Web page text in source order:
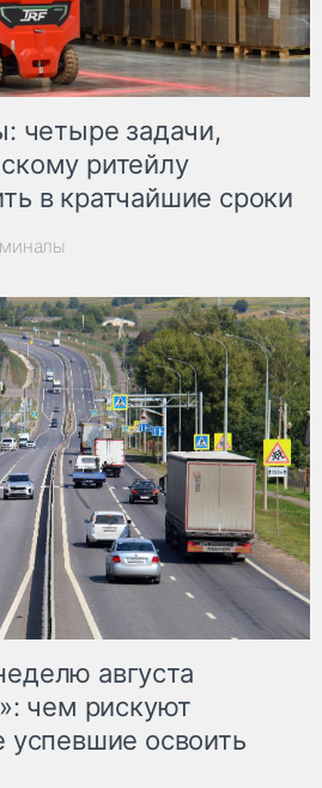
четыре задачи,
ритейлу
в кратчайшие сроки
августа
чем рискуют
успевшие освоить